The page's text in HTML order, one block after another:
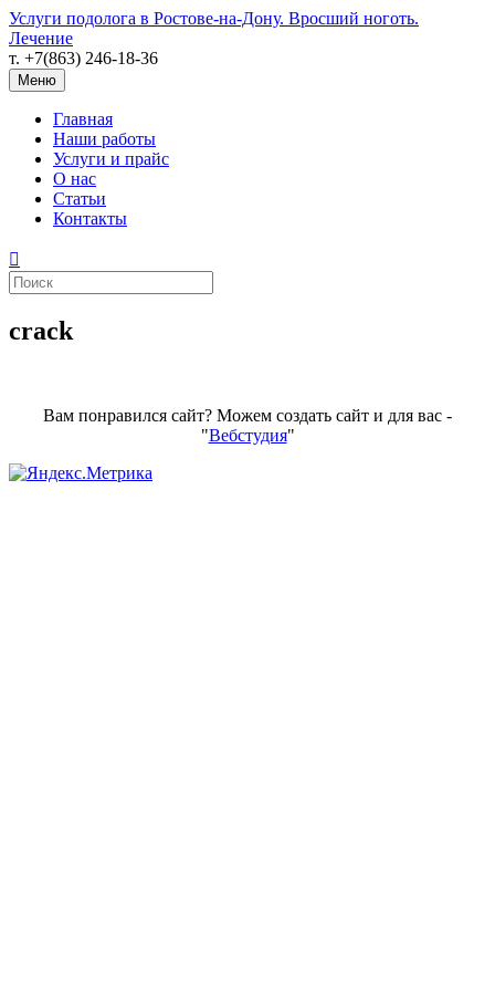
Услуги подолога в Ростове-на-Дону. Вросший ноготь.
Лечение
т. +7(863) 246-18-36
Меню
Главная
Наши работы
Услуги и прайс
О нас
Статьи
Контакты
crack
Вам понравился сайт? Можем создать сайт и для вас -
"Вебстудия"